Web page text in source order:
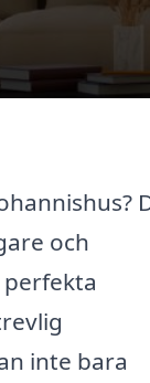
och
inte bara